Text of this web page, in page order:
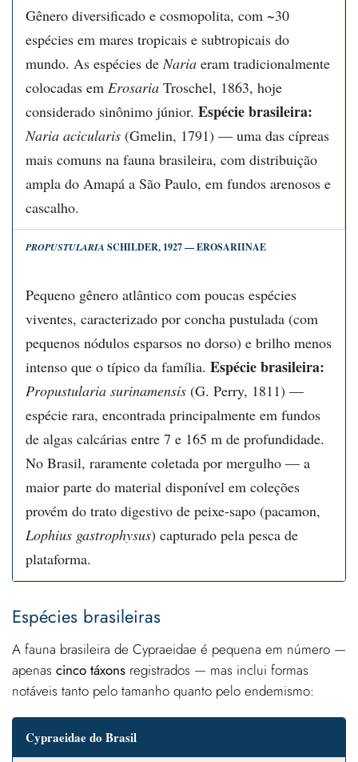
Gênero diversificado e cosmopolita, com ~30
espécies em mares tropicais e subtropicais do
mundo. As espécies deNaria eram tradicionalmente
colocadas em Erosaria Troschel, 1863, hoje
considerado sinônimo júnior. Espécie brasileira:
Naria acicularis (Gmelin, 1791) — uma das cípreas
mais comuns na fauna brasileira, com distribuição
ampla do Amapá a São Paulo, em fundos arenosos e
cascalho.
PROPUSTULARIA SCHILDER, 1927 — EROSARIINAE
Pequeno gênero atlântico com poucas espécies
viventes, caracterizado por concha pustulada (com
pequenos nódulos esparsos no dorso) e brilho menos
intenso que o típico da família. Espécie brasileira:
Propustularia surinamensis (G. Perry, 1811) —
espécie rara, encontrada principalmente em fundos
de algas calcárias entre 7 e 165 m de profundidade.
No Brasil, raramente coletada por mergulho — a
maior parte do material disponível em coleções
provém do trato digestivo de peixe-sapo (pacamon,
Lophius gastrophysus) capturado pela pesca de
plataforma.
Espécies brasileiras
A fauna brasileira de Cypraeidae é pequena em número —
apenas cinco táxons registrados — mas inclui formas
notáveis tanto pelo tamanho quanto pelo endemismo:
Cypraeidae do Brasil